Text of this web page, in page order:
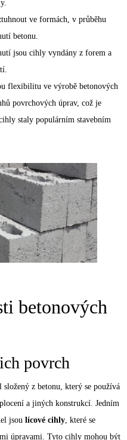
ve formách, v průběhu
betonu.
jsou cihly vyndány z forem a
flexibilitu ve výrobě betonových
povrchových úprav, což je
staly populárním stavebním
betonových
povrch
z betonu, který se používá
a jiných konstrukcí. Jedním
jsou lícové cihly , které se
úpravami. Tyto cihly mohou být